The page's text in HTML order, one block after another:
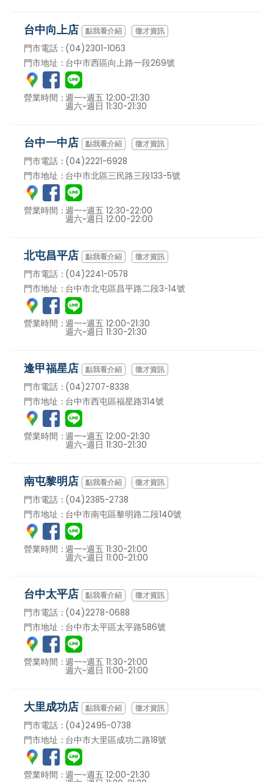
台中向上店 徵才資訊
門市電話：(04)2301-1063
門市地址：台中市西區向上路一段269號
營業時間：週一~週五 12:00-21:30
週六~週日 11:30-21:30
台中一中店 徵才資訊
門市電話：(04)2221-6928
門市地址：台中市北區三民路三段133-5號
營業時間：週一~週五 12:30-22:00
週六~週日 12:00-22:00
北屯昌平店 徵才資訊
門市電話：(04)2241-0578
門市地址：台中市北屯區昌平路二段3-14號
營業時間：週一~週五 12:00-21:30
週六~週日 11:30-21:30
逢甲福星店 徵才資訊
門市電話：(04)2707-8338
門市地址：台中市西屯區福星路314號
營業時間：週一~週五 12:00-21:30
週六~週日 11:30-21:30
南屯黎明店 徵才資訊
門市電話：(04)2385-2738
門市地址：台中市南屯區黎明路二段140號
營業時間：週一~週五 11:30-21:00
週六~週日 11:00-21:00
台中太平店 徵才資訊
門市電話：(04)2278-0688
門市地址：台中市太平區太平路586號
營業時間：週一~週五 11:30-21:00
週六~週日 11:00-21:00
大里成功店 徵才資訊
門市電話：(04)2495-0738
門市地址：台中市大里區成功二路18號
營業時間：週一~週五 12:00-21:30